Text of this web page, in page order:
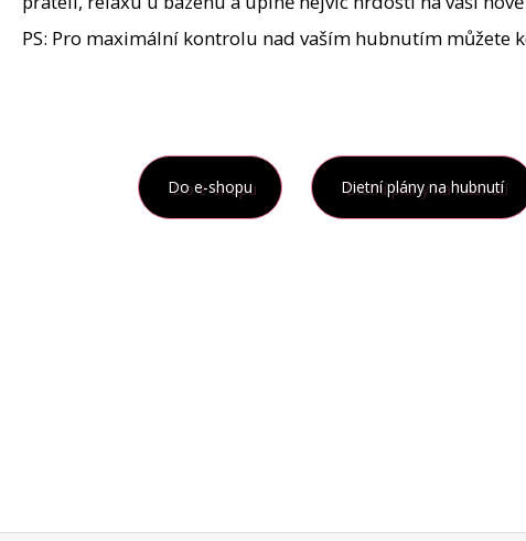
PS: Pro maximální kontrolu nad vaším hubnutím můžete
Do e-shopu Dietní plány na hubnutí